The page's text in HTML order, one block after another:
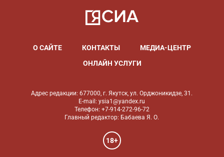
О САЙТЕ КОНТАКТЫ
МЕДИА-ЦЕНТР
ОНЛАЙН УСЛУГИ
Адрес редакции: 677000, г. Якутск, ул. Орджоникидзе, 31.
E-mail: ysia1@yandex.ru
Телефон: +7-914-272-96-72
Главный редактор: Бабаева Я. О.
18+